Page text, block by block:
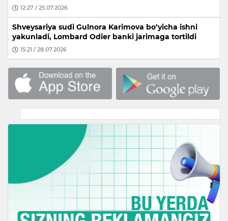
12:27 / 25.07.2026
Shveysariya sudi Gulnora Karimova bo‘yicha ishni
yakunladi, Lombard Odier banki jarimaga tortildi
15:21 / 28.07.2026